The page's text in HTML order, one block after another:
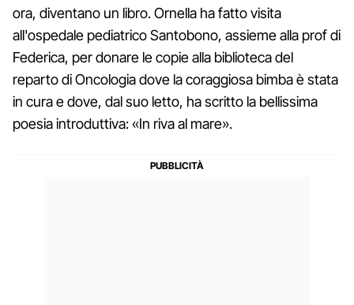
ora, diventano un libro. Ornella ha fatto visita
all'ospedale pediatrico Santobono, assieme alla prof di
Federica, per donare le copie alla biblioteca del
reparto di Oncologia dove la coraggiosa bimba è stata
in cura e dove, dal suo letto, ha scritto la bellissima
poesia introduttiva: «In riva al mare».